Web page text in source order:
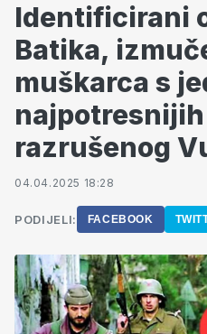
Identificirani
Batika,
muškarca s
razrušenog
04.04.2025 18:28
PODIJELI: FACEBOOK